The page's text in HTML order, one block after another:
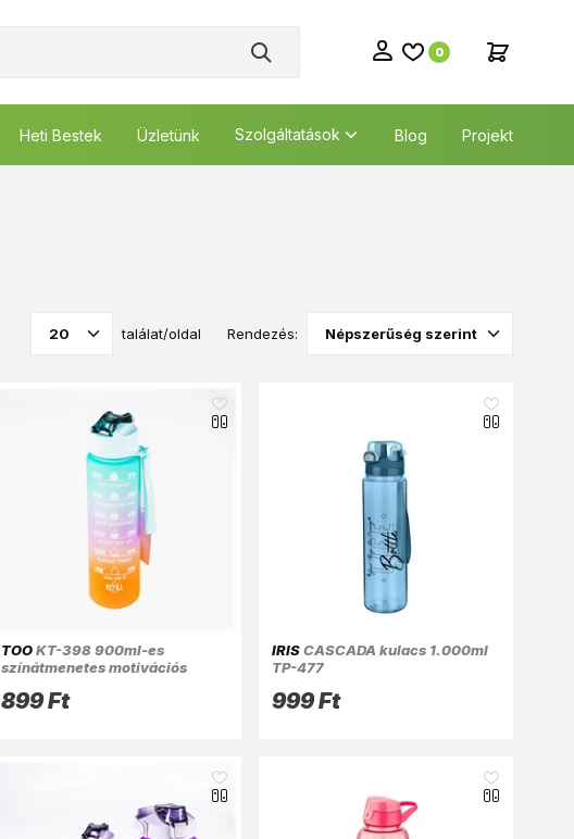
0
Heti Bestek Üzletünk Szolgáltatások Blog Projekt
találat/oldal Rendezés:
TOOKT-398 900ml-es
színátmenetes motivációs
időskálával
899 Ft
IRISCASCADA kulacs 1.000ml
TP-477
999 Ft